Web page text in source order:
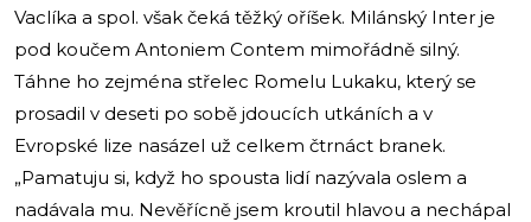
Vaclíka a spol. však čeká těžký oříšek. Milánský Inter je
pod koučem Antoniem Contem mimořádně silný.
Táhne ho zejména střelec Romelu Lukaku, který se
prosadil v deseti po sobě jdoucích utkáních a v
Evropské lize nasázel už celkem čtrnáct branek.
„Pamatuju si, když ho spousta lidí nazývala oslem a
nadávala mu. Nevěřícně jsem kroutil hlavou a nechápal